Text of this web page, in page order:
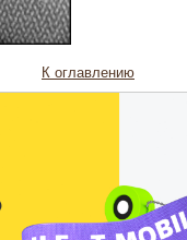
К оглавлению